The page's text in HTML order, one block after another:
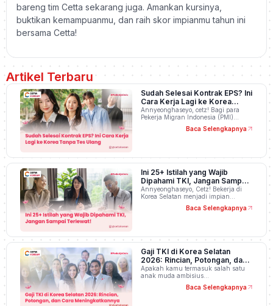
bareng tim Cetta sekarang juga. Amankan kursinya,
buktikan kemampuanmu, dan raih skor impianmu tahun ini
bersama Cetta!
Artikel Terbaru
Sudah Selesai Kontrak EPS? Ini
Cara Kerja Lagi ke Korea
Tanpa Tes Ulang
Annyeonghaseyo, cetz! Bagi para
Pekerja Migran Indonesia (PMI)…
Baca Selengkapnya
Ini 25+ Istilah yang Wajib
Dipahami TKI, Jangan Sampai
Terlewat!
Annyeonghaseyo, Cetz! Bekerja di
Korea Selatan menjadi impian…
Baca Selengkapnya
Gaji TKI di Korea Selatan
2026: Rincian, Potongan, dan
Cara Meningkatkannya
Apakah kamu termasuk salah satu
anak muda ambisius…
Baca Selengkapnya